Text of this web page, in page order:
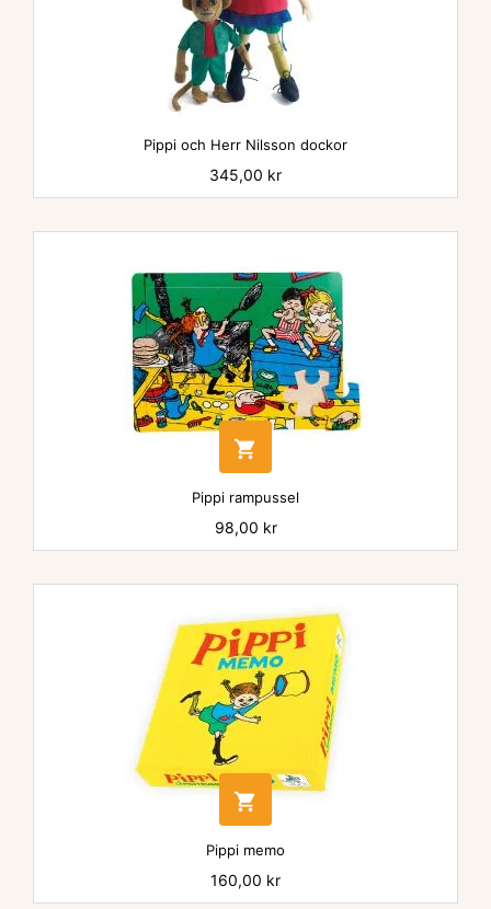
Pippi och Herr Nilsson dockor
Pris
345,00 kr

Pippi rampussel
Pris
98,00 kr

Pippi memo
Pris
160,00 kr